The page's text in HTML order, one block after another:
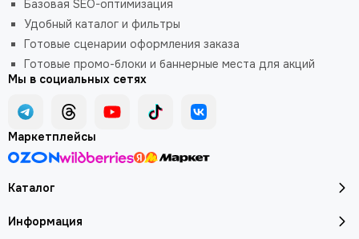
Каталог
Информация
Базовая SEO-оптимизация
Удобный каталог и фильтры
Готовые сценарии оформления заказа
Готовые промо-блоки и баннерные места для акций
Мы в социальных сетях
Маркетплейсы